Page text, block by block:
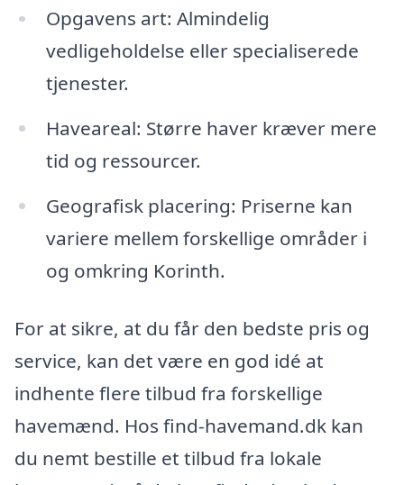
Opgavens art: Almindelig
vedligeholdelse eller specialiserede
tjenester.
Haveareal: Større haver kræver mere
tid og ressourcer.
Geografisk placering: Priserne kan
variere mellem forskellige områder i
og omkring Korinth.
For at sikre, at du får den bedste pris og
service, kan det være en god idé at
indhente flere tilbud fra forskellige
havemænd. Hos find-havemand.dk kan
du nemt bestille et tilbud fra lokale